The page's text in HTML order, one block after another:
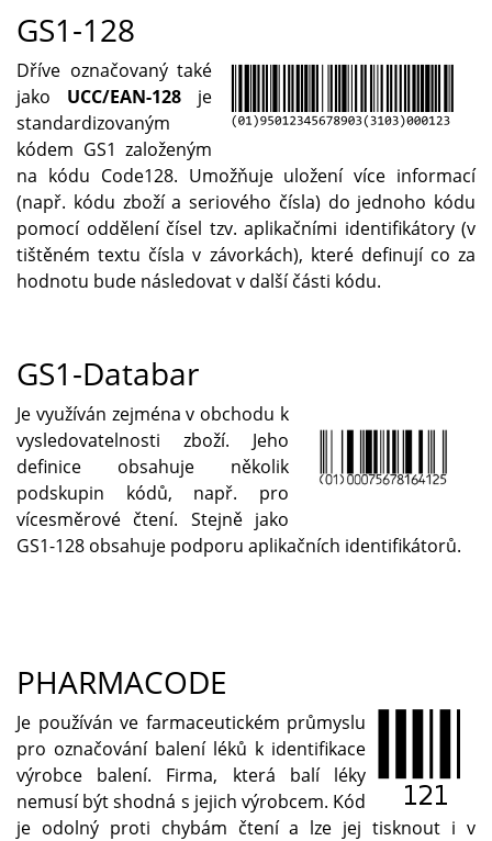
GS1-128
Dříve označovaný také
jako UCC/EAN-128 je
standardizovaným
kódem GS1 založeným
na kódu Code128. Umožňuje uložení více informací
(např. kódu zboží a seriového čísla) do jednoho kódu
pomocí oddělení čísel tzv. aplikačními identifikátory (v
tištěném textu čísla v závorkách), které definují co za
hodnotu bude následovat v další části kódu.
GS1-Databar
Je využíván zejména v obchodu k
vysledovatelnosti zboží. Jeho
definice obsahuje několik
podskupin kódů, např. pro
vícesměrové čtení. Stejně jako
GS1-128 obsahuje podporu aplikačních identifikátorů.
PHARMACODE
Je používán ve farmaceutickém průmyslu
pro označování balení léků k identifikace
výrobce balení. Firma, která balí léky
nemusí být shodná s jejich výrobcem. Kód
je odolný proti chybám čtení a lze jej tisknout i v